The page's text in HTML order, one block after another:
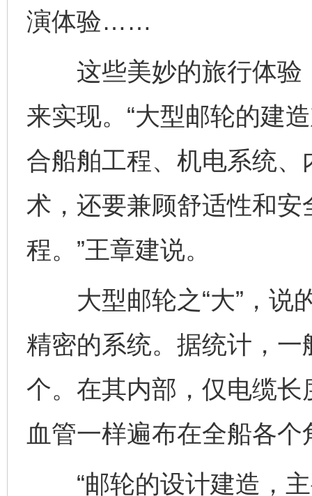
演体验……
这些美妙的旅行体验
来实现。“大型邮轮的建
合船舶工程、机电系统
术，还要兼顾舒适性和
程。”王章建说。
大型邮轮之“大”，说
精密的系统。据统计，
个。在其内部，仅电缆
血管一样遍布在全船各个
“邮轮的设计建造，主